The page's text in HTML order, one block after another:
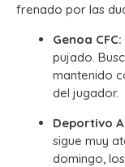
frenado por las
Genoa CFC:
pujado.
mantenido
del jugador.
Deportivo
sigue muy
domingo,